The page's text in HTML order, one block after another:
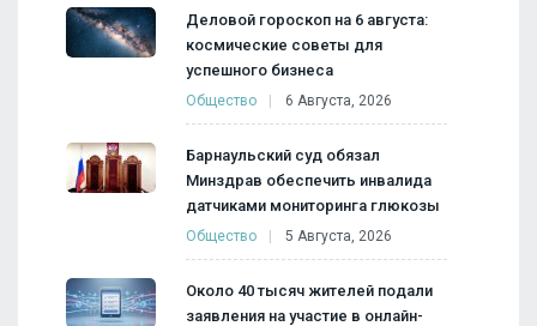
Деловой гороскоп на 6 августа:
космические советы для
успешного бизнеса
Общество 6 Августа, 2026
Барнаульский суд обязал
Минздрав обеспечить инвалида
датчиками мониторинга глюкозы
Общество 5 Августа, 2026
Около 40 тысяч жителей подали
заявления на участие в онлайн-